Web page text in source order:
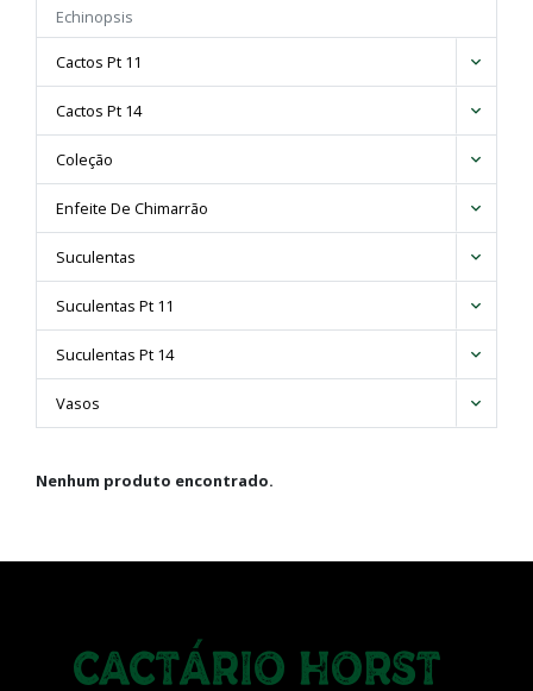
Echinopsis
Facheiroa
Ferocactus
Frailea
Lemaireocereus
Lobivia
Mammillaria
Melocactus
Neocardenasia
Notocactus
Parodia
Polaskia
Cactos Pt 11
Cactos Pt 14
Coleção
Enfeite De Chimarrão
Suculentas
Suculentas Pt 11
Suculentas Pt 14
Vasos
Nenhum produto encontrado.